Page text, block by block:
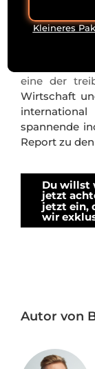
Reliance
und eines
Es deckt
darunter
eine der
Wirtschaft
spannende
Report zu den
Du willst
jetzt
jetzt ein,
wir
Autor von
Kleineres